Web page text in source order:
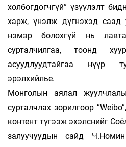
холбогдогчгүй” үзүүлэлт
харж, үнэлж дүгнэхэд саад
нэмэр болохгүй нь
сурталчилгаа, тоонд
асуудлуудтайгаа нүүр
эрэлхийлье.
Монголын аялал
сурталчлах зорилгоор
контент түгээж эхэлснийг
залуучуудын сайд